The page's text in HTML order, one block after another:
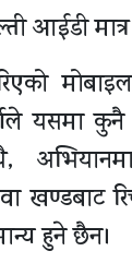
आईडी
मोबाइल
यसमा
खण्डबाट
हुने छैन।